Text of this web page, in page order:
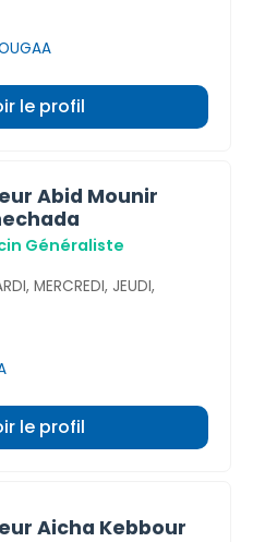
le profil
Abid Mounir
Généraliste
MERCREDI, JEUDI,
le profil
Aicha Kebbour